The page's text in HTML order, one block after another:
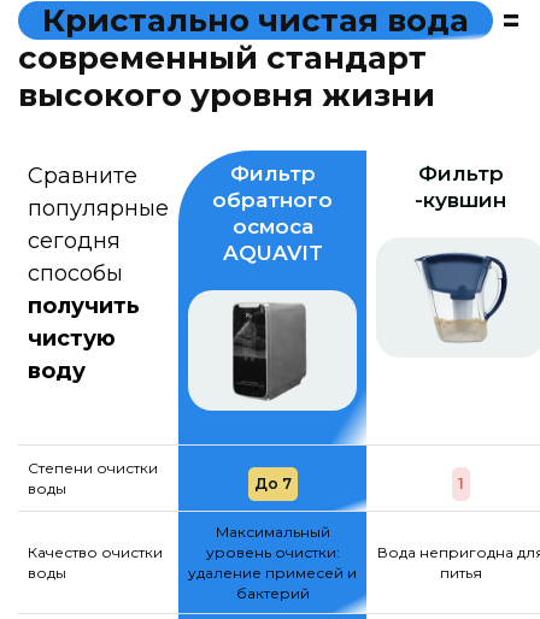
Кристально чистая вода
=
современный стандарт
высокого уровня жизни
Сравните
популярные
сегодня
способы
получить
чистую
воду
Фильтр
обратного
осмоса
AQUAVIT
Фильтр
-кувшин
Степени очистки
воды
До 7 1
Качество очистки
воды
Максимальный
уровень очистки:
удаление примесей и
бактерий
Вода непригодна
питья